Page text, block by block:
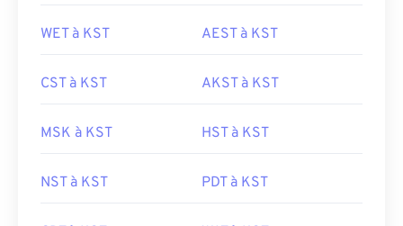
WET à KST AEST à KST
CST à KST AKST à KST
MSK à KST HST à KST
NST à KST PDT à KST